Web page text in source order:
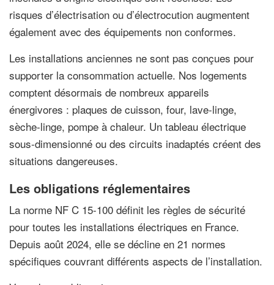
risques d’électrisation ou d’électrocution augmentent
également avec des équipements non conformes.
Les installations anciennes ne sont pas conçues pour
supporter la consommation actuelle. Nos logements
comptent désormais de nombreux appareils
énergivores : plaques de cuisson, four, lave-linge,
sèche-linge, pompe à chaleur. Un tableau électrique
sous-dimensionné ou des circuits inadaptés créent des
situations dangereuses.
Les obligations réglementaires
La norme NF C 15-100 définit les règles de sécurité
pour toutes les installations électriques en France.
Depuis août 2024, elle se décline en 21 normes
spécifiques couvrant différents aspects de l’installation.